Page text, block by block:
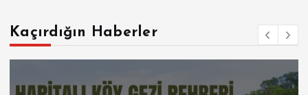
Kaçırdığın Haberler